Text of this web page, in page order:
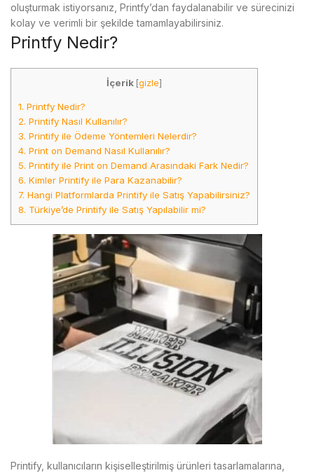
oluşturmak istiyorsanız, Printfy’dan faydalanabilir ve sürecinizi
kolay ve verimli bir şekilde tamamlayabilirsiniz.
Printfy Nedir?
İçerik [gizle]
1. Printfy Nedir?
2. Printify Nasıl Kullanılır?
3. Printify ile Ödeme Yöntemleri Nelerdir?
4. Print on Demand Nasıl Kullanılır?
5. Printify ile Print on Demand Arasındaki Fark Nedir?
6. Kimler Printify ile Para Kazanabilir?
7. Hangi Platformlarda Printify ile Satış Yapabilirsiniz?
8. Türkiye’de Printify ile Satış Yapılabilir mi?
Printify, kullanıcıların kişiselleştirilmiş ürünleri tasarlamalarına,